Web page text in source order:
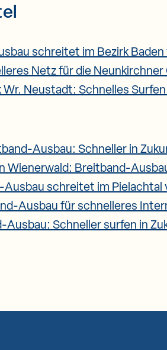
schreitet im Bezirk Baden
Netz für die Neunkirchner
Wr. Neustadt: Schnelles Surfen
Ausbau: Schneller in
Wienerwald: Breitband-
Ausbau schreitet im Pielachtal
Ausbau für schnelleres
Ausbau: Schneller surfen in